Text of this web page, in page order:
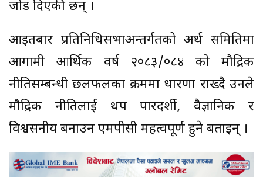
जोड दिएकी छन् ।
आइतबार प्रतिनिधिसभाअन्तर्गतको अर्थ समितिमा
आगामी आर्थिक वर्ष २०८३/०८४ को मौद्रिक
नीतिसम्बन्धी छलफलका क्रममा धारणा राख्दै उनले
मौद्रिक नीतिलाई थप पारदर्शी, वैज्ञानिक र
विश्वसनीय बनाउन एमपीसी महत्वपूर्ण हुने बताइन् ।